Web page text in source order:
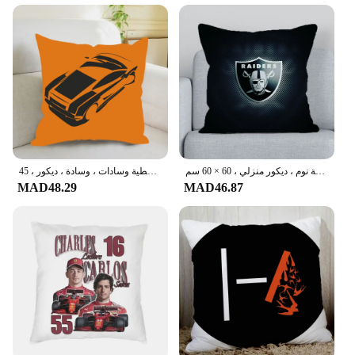
they are a statement of elegance and sophistication.
Each set is meticulously crafted with a harmonious
blend of cotton and polyester, ensuring both
durability and a soft, luxurious feel. The traditional
geometric patterns and vibrant colors make these
covers a perfect addition to any home, adding a
touch of exotic charm to your living space.
**Designed for Comfort and Style**
The كفرات لمبرجيني covers are not only visually
appealing but also designed for comfort. Whether
you're looking to enhance the look of your sofa,
chair, or ottoman, these sets are versatile enough to
fit a variety of furniture types. The cushions are
filled with soft, plush materials that provide a cozy
and inviting seating experience. The high-quality
fabric is easy to maintain, ensuring that your
furniture remains stylish and comfortable for years
to come.
**Ideal for Home Decor and Gifting**
These sets are not just for personal use; they make
كيس وسادة للنوم بشعار لامبورجيني للمنزل ، أغطية وسادات ، وسادة ، ديكور ، 45x45 ، 50x50 ، 40x40
MAD48.29
أغطية وسادات لامبورغيني مزخرفة ، غطاء وسادة لوسائد أريكة ، وسائد سرير مزدوجة الحجم ، غرفة نوم ، ديكور منزلي ، 60 × 60 سم
MAD46.87